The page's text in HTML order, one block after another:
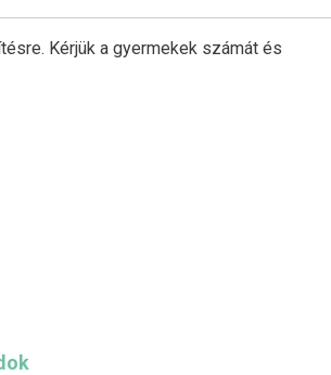
Kérjük a gyermekek számát és